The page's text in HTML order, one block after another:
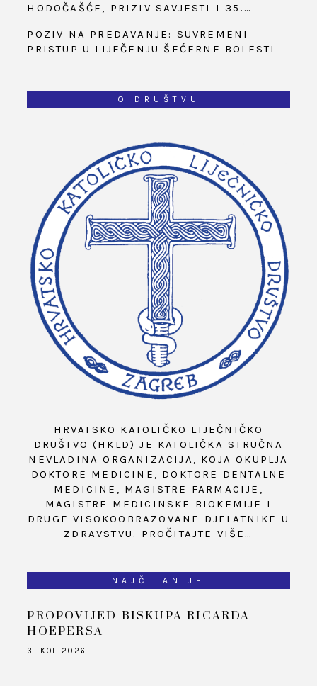
HODOČAŠĆE, PRIZIV SAVJESTI I 35.
BISTRICI, OD 15. DO 17. SVIBNJA
POZIV NA PREDAVANJE: SUVREMENI
PRISTUP U LIJEČENJU ŠEĆERNE BOLESTI
O DRUŠTVU
HRVATSKO KATOLIČKO LIJEČNIČKO
DRUŠTVO (HKLD) JE KATOLIČKA STRUČNA
NEVLADINA ORGANIZACIJA, KOJA OKUPLJA
DOKTORE MEDICINE, DOKTORE DENTALNE
MEDICINE, MAGISTRE FARMACIJE,
MAGISTRE MEDICINSKE BIOKEMIJE I
DRUGE VISOKOOBRAZOVANE DJELATNIKE U
ZDRAVSTVU. PROČITAJTE VIŠE…
NAJČITANIJE
PROPOVIJED BISKUPA RICARDA
HOEPERSA
3. KOL 2026